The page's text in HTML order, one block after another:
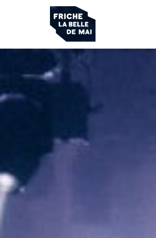
Panneau de gestion des cookies